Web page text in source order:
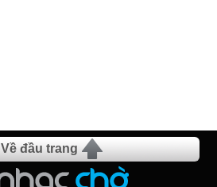
Về đầu trang